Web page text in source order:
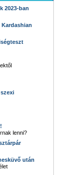
2023-ban
lenni?
után